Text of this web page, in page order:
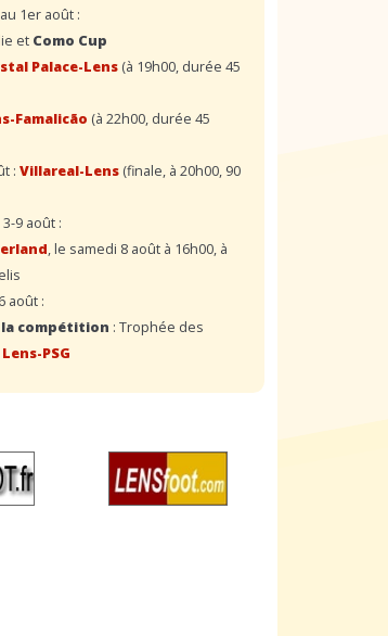
1er août :
et Como Cup
Palace-Lens (à 19h00, durée 45
Famalicão (à 22h00, durée 45
: Villareal-Lens (finale, à 20h00, 90
9 août :
, le samedi 8 août à 16h00, à
août :
la compétition : Trophée des
Lens-PSG